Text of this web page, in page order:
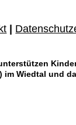
im Wiedtal und